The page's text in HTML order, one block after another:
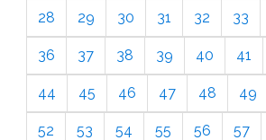
28 29 30 31 32 33
36 37 38 39 40 41
44 45 46 47 48 49
52 53 54 55 56 57